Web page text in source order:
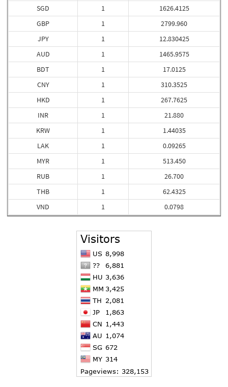
SGD
GBP
JPY
AUD
BDT
CNY
HKD
INR
KRW
LAK
MYR
RUB
THB
VND
1
1
1
1
1
1
1
1
1
1
1
1
1
1
1626.4125
2799.960
12.830425
1465.9575
17.0125
310.3525
267.7625
21.880
1.44035
0.09265
513.450
26.700
62.4325
0.0798